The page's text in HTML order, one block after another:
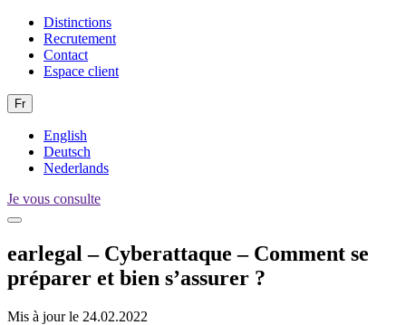
Distinctions
Recrutement
Contact
Espace client
Fr
English
Deutsch
Nederlands
Je vous consulte
earlegal – Cyberattaque – Comment se
préparer et bien s’assurer ?
Mis à jour le 24.02.2022